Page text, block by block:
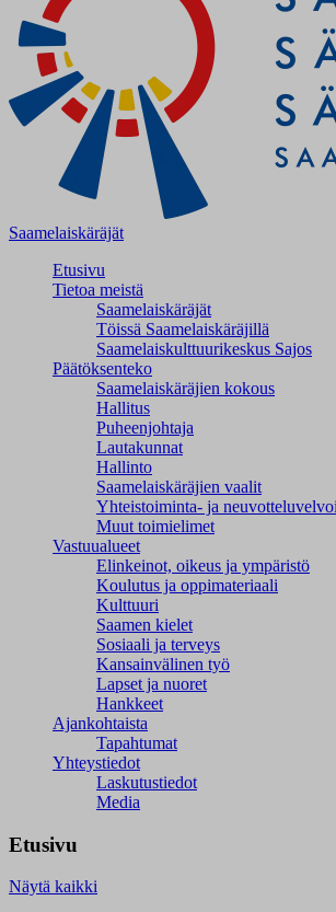
Saamelaiskäräjät
Etusivu
Tietoa meistä
Saamelaiskäräjät
Töissä Saamelaiskäräjillä
Saamelaiskulttuuri­keskus Sajos
Päätöksenteko
Saamelaiskäräjien kokous
Hallitus
Puheenjohtaja
Lautakunnat
Hallinto
Saamelaiskäräjien vaalit
Yhteistoiminta- ja
Muut toimielimet
Vastuualueet
Elinkeinot, oikeus ja ympäristö
Koulutus ja oppimateriaali
Kulttuuri
Saamen kielet
Sosiaali ja terveys
Kansainvälinen työ
Lapset ja nuoret
Hankkeet
Ajankohtaista
Tapahtumat
Yhteystiedot
Laskutustiedot
Media
Etusivu
Näytä kaikki